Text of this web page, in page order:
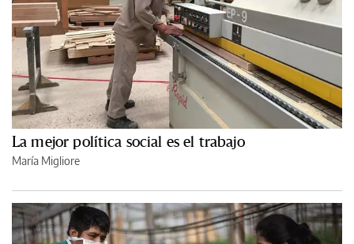
La mejor política social es el trabajo
María Migliore